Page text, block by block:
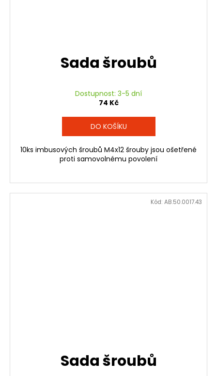
Sada šroubů
Dostupnost: 3-5 dní
74 Kč
DO KOŠÍKU
10ks imbusových šroubů M4x12 šrouby jsou ošetřené
proti samovolnému povolení
Sada šroubů
Kód: AB.50.0017.43